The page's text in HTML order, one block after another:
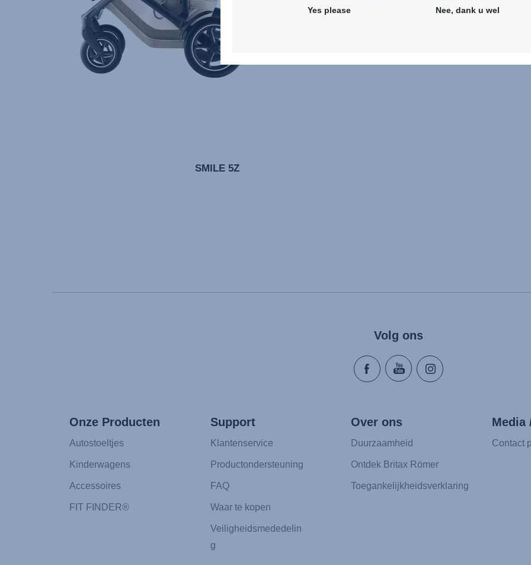
SMILE 5Z
Volg ons
Onze Producten
Autostoeltjes
Kinderwagens
Accessoires
FIT FINDER®
Support
Klantenservice
Productondersteuning
FAQ
Waar te kopen
Veiligheidsmededelin
g
Over ons
Duurzaamheid
Ontdek Britax Römer
Toegankelijkheidsverklaring
Media
Contact
Yes please Nee, dank u wel